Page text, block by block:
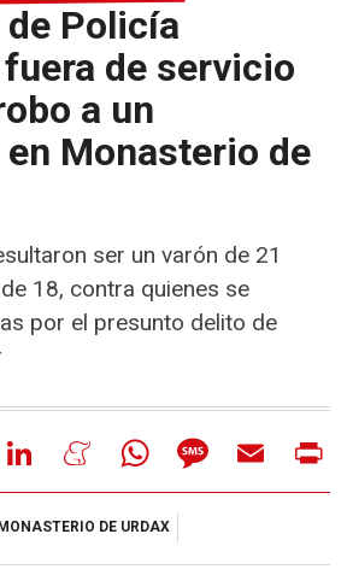
de Policía
de servicio
a un
Monasterio de
ser un varón de 21
18, contra quienes se
por el presunto delito de
LinkedIn MeneameWhatsAppMessageEmail
MONASTERIO DE URDAX